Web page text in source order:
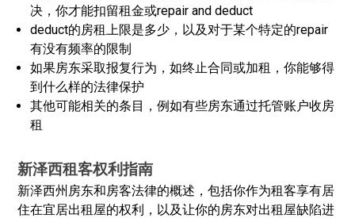
决，你才能扣留租金或repair and deduct
deduct的房租上限是多少，以及对于某个特定的repair
有没有频率的限制
如果房东采取报复行为，如终止合同或加租，你能够得
到什么样的法律保护
其他可能相关的条目，例如有些房东通过托管账户收房
租
新泽西租客权利指南
新泽西州房东和房客法律的概述，包括你作为租客享有居
住在宜居出租屋的权利，以及让你的房东对出租屋缺陷进